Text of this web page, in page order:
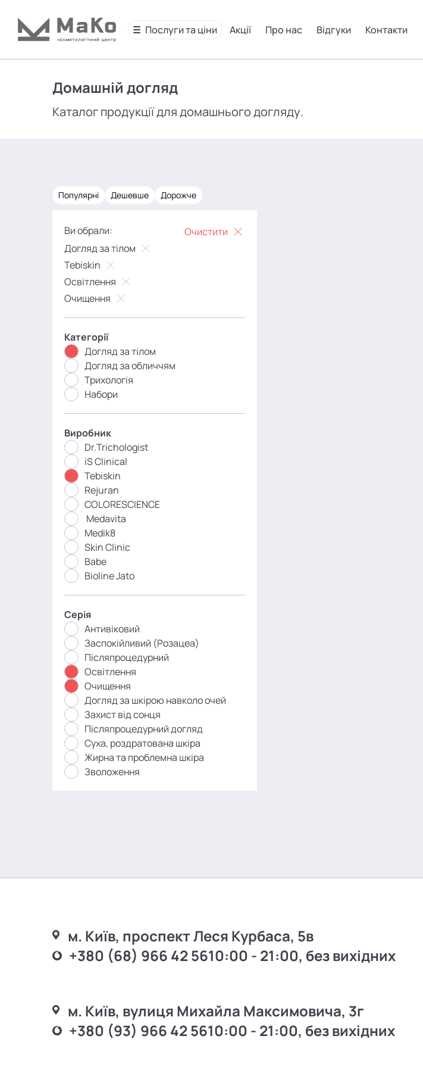
Послуги та ціни Акції Про нас Відгуки Контакти
Домашній догляд
Каталог продукції для домашнього догляду.
Популярні Дешевше Дорожче
Ви обрали:
Очистити
Догляд за тілом
Tebiskin
Освітлення
Очищення
Категорії
Догляд за тілом
Догляд за обличчям
Трихологія
Набори
Виробник
Dr.Trichologist
iS Clinical
Tebiskin
Rejuran
COLORESCIENCE
Medavita
Medik8
Skin Clinic
Babe
Bioline Jato
Серія
Антивіковий
Заспокійливий (Розацеа)
Післяпроцедурний
Освітлення
Очищення
Догляд за шкірою навколо очей
Захист від сонця
Післяпроцедурний догляд
Суха, роздратована шкіра
Жирна та проблемна шкіра
Зволоження
м. Київ, проспект Леся Курбаса, 5в
+380 (68) 966 42 5610:00 - 21:00, без вихідних
м. Київ, вулиця Михайла Максимовича, 3г
+380 (93) 966 42 5610:00 - 21:00, без вихідних